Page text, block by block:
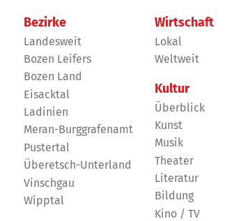
Bezirke
Landesweit
Bozen Leifers
Bozen Land
Eisacktal
Ladinien
Meran-Burggrafenamt
Pustertal
Überetsch-Unterland
Vinschgau
Wipptal
Wirtschaft
Lokal
Weltweit
Kultur
Überblick
Kunst
Musik
Theater
Literatur
Bildung
Kino / TV